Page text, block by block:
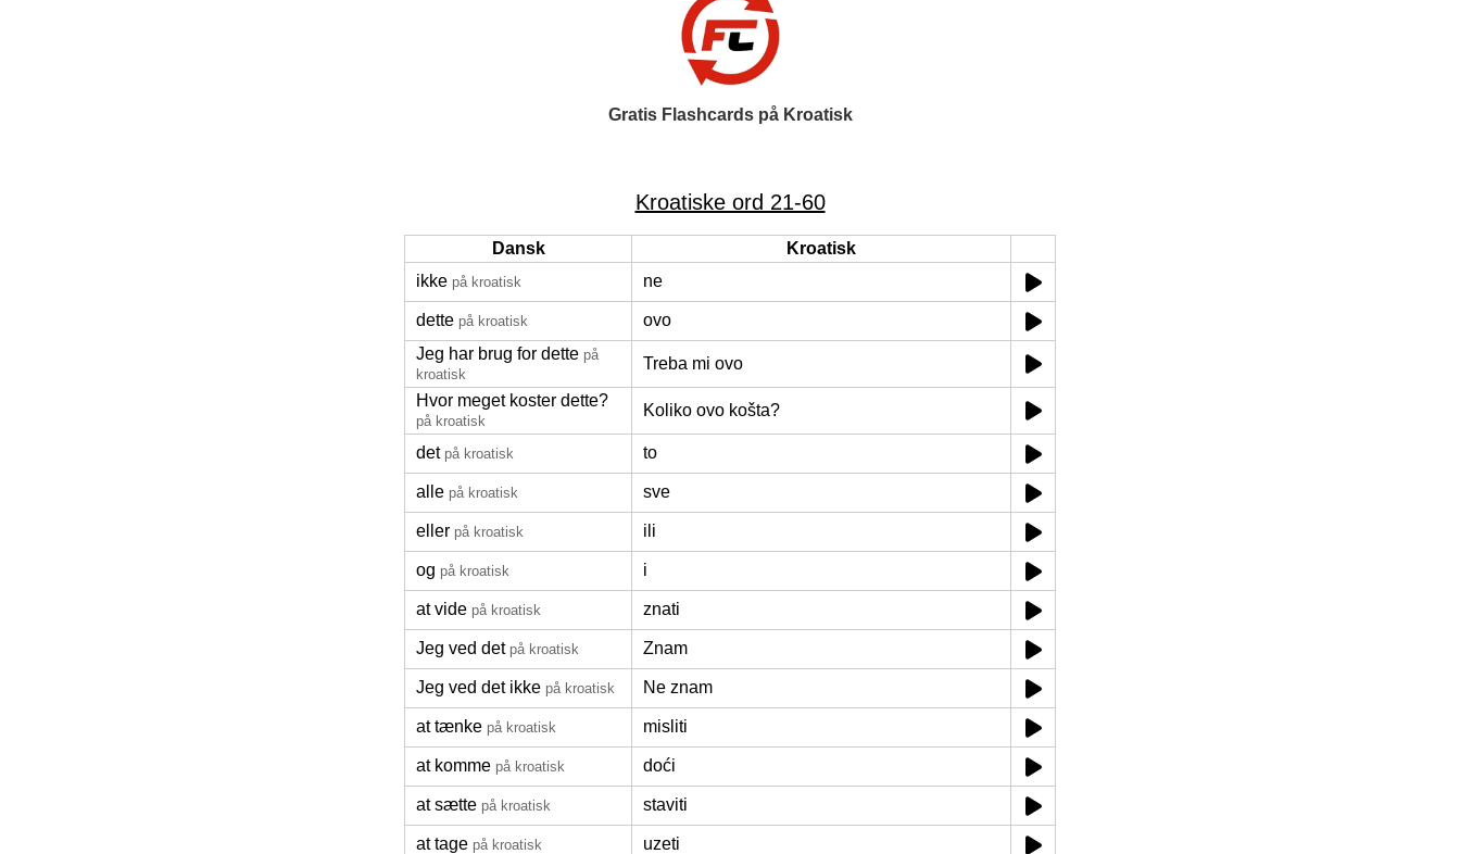
Gratis Flashcards på Kroatisk
Kroatiske ord 21-60
Dansk
Kroatisk
ikke på kroatisk ne
dette på kroatisk
ovo
Jeg har brug for dette på
kroatisk
Treba mi ovo
Hvor meget koster dette?
på kroatisk
Koliko ovo košta?
det på kroatisk to
alle på kroatisk sve
eller på kroatisk ili
og på kroatisk i
at vide på kroatisk znati
Jeg ved det på kroatisk Znam
Jeg ved det ikke på kroatisk Ne znam
at tænke på kroatisk misliti
at komme på kroatisk doći
at sætte på kroatisk staviti
at tage på kroatisk uzeti